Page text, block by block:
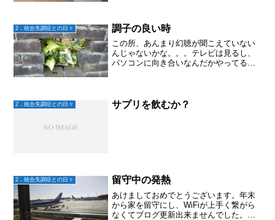
月だから、5か月かかっ...
2．統合失調症との日々 調子の良い時
この所、あんまり幻聴が聞こえていない
んじゃないかな。。。テレビは見るし、
パソコンに向き合いなんだかやってる
い！！」と言うけど飲んでは...
2．統合失調症との日々 サプリを飲むか？
2．統合失調症との日々 留守中の発熱
あけましておめでとうございます。年末
から家を留守にし、WiFiが上手く繋がら
なくてブログ更新出来ませんでした。す